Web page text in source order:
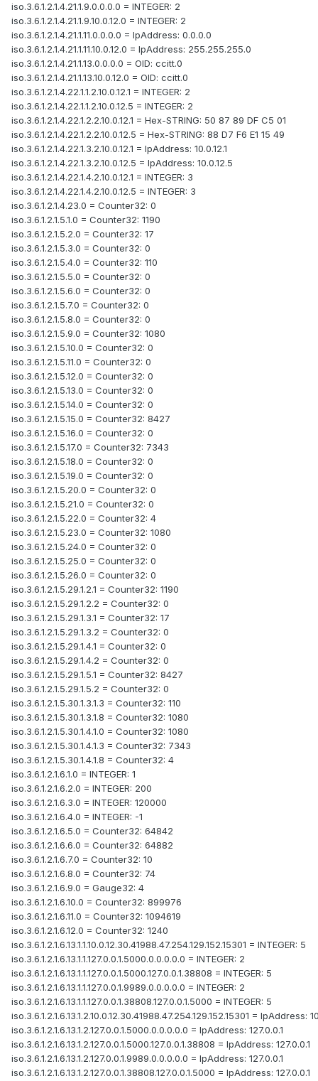
iso.3.6.1.2.1.4.21.1.9.0.0.0.0 = INTEGER: 2
iso.3.6.1.2.1.4.21.1.9.10.0.12.0 = INTEGER: 2
iso.3.6.1.2.1.4.21.1.11.0.0.0.0 = IpAddress: 0.0.0.0
iso.3.6.1.2.1.4.21.1.11.10.0.12.0 = IpAddress: 255.255.255.0
iso.3.6.1.2.1.4.21.1.13.0.0.0.0 = OID: ccitt.0
iso.3.6.1.2.1.4.21.1.13.10.0.12.0 = OID: ccitt.0
iso.3.6.1.2.1.4.22.1.1.2.10.0.12.1 = INTEGER: 2
iso.3.6.1.2.1.4.22.1.1.2.10.0.12.5 = INTEGER: 2
iso.3.6.1.2.1.4.22.1.2.2.10.0.12.1 = Hex-STRING: 50 87 89 DF C5 01
iso.3.6.1.2.1.4.22.1.2.2.10.0.12.5 = Hex-STRING: 88 D7 F6 E1 15 49
iso.3.6.1.2.1.4.22.1.3.2.10.0.12.1 = IpAddress: 10.0.12.1
iso.3.6.1.2.1.4.22.1.3.2.10.0.12.5 = IpAddress: 10.0.12.5
iso.3.6.1.2.1.4.22.1.4.2.10.0.12.1 = INTEGER: 3
iso.3.6.1.2.1.4.22.1.4.2.10.0.12.5 = INTEGER: 3
iso.3.6.1.2.1.4.23.0 = Counter32: 0
iso.3.6.1.2.1.5.1.0 = Counter32: 1190
iso.3.6.1.2.1.5.2.0 = Counter32: 17
iso.3.6.1.2.1.5.3.0 = Counter32: 0
iso.3.6.1.2.1.5.4.0 = Counter32: 110
iso.3.6.1.2.1.5.5.0 = Counter32: 0
iso.3.6.1.2.1.5.6.0 = Counter32: 0
iso.3.6.1.2.1.5.7.0 = Counter32: 0
iso.3.6.1.2.1.5.8.0 = Counter32: 0
iso.3.6.1.2.1.5.9.0 = Counter32: 1080
iso.3.6.1.2.1.5.10.0 = Counter32: 0
iso.3.6.1.2.1.5.11.0 = Counter32: 0
iso.3.6.1.2.1.5.12.0 = Counter32: 0
iso.3.6.1.2.1.5.13.0 = Counter32: 0
iso.3.6.1.2.1.5.14.0 = Counter32: 0
iso.3.6.1.2.1.5.15.0 = Counter32: 8427
iso.3.6.1.2.1.5.16.0 = Counter32: 0
iso.3.6.1.2.1.5.17.0 = Counter32: 7343
iso.3.6.1.2.1.5.18.0 = Counter32: 0
iso.3.6.1.2.1.5.19.0 = Counter32: 0
iso.3.6.1.2.1.5.20.0 = Counter32: 0
iso.3.6.1.2.1.5.21.0 = Counter32: 0
iso.3.6.1.2.1.5.22.0 = Counter32: 4
iso.3.6.1.2.1.5.23.0 = Counter32: 1080
iso.3.6.1.2.1.5.24.0 = Counter32: 0
iso.3.6.1.2.1.5.25.0 = Counter32: 0
iso.3.6.1.2.1.5.26.0 = Counter32: 0
iso.3.6.1.2.1.5.29.1.2.1 = Counter32: 1190
iso.3.6.1.2.1.5.29.1.2.2 = Counter32: 0
iso.3.6.1.2.1.5.29.1.3.1 = Counter32: 17
iso.3.6.1.2.1.5.29.1.3.2 = Counter32: 0
iso.3.6.1.2.1.5.29.1.4.1 = Counter32: 0
iso.3.6.1.2.1.5.29.1.4.2 = Counter32: 0
iso.3.6.1.2.1.5.29.1.5.1 = Counter32: 8427
iso.3.6.1.2.1.5.29.1.5.2 = Counter32: 0
iso.3.6.1.2.1.5.30.1.3.1.3 = Counter32: 110
iso.3.6.1.2.1.5.30.1.3.1.8 = Counter32: 1080
iso.3.6.1.2.1.5.30.1.4.1.0 = Counter32: 1080
iso.3.6.1.2.1.5.30.1.4.1.3 = Counter32: 7343
iso.3.6.1.2.1.5.30.1.4.1.8 = Counter32: 4
iso.3.6.1.2.1.6.1.0 = INTEGER: 1
iso.3.6.1.2.1.6.2.0 = INTEGER: 200
iso.3.6.1.2.1.6.3.0 = INTEGER: 120000
iso.3.6.1.2.1.6.4.0 = INTEGER: -1
iso.3.6.1.2.1.6.5.0 = Counter32: 64842
iso.3.6.1.2.1.6.6.0 = Counter32: 64882
iso.3.6.1.2.1.6.7.0 = Counter32: 10
iso.3.6.1.2.1.6.8.0 = Counter32: 74
iso.3.6.1.2.1.6.9.0 = Gauge32: 4
iso.3.6.1.2.1.6.10.0 = Counter32: 899976
iso.3.6.1.2.1.6.11.0 = Counter32: 1094619
iso.3.6.1.2.1.6.12.0 = Counter32: 1240
iso.3.6.1.2.1.6.13.1.1.10.0.12.30.41988.47.254.129.152.15301 = INTEGER: 5
iso.3.6.1.2.1.6.13.1.1.127.0.0.1.5000.0.0.0.0.0 = INTEGER: 2
iso.3.6.1.2.1.6.13.1.1.127.0.0.1.5000.127.0.0.1.38808 = INTEGER: 5
iso.3.6.1.2.1.6.13.1.1.127.0.0.1.9989.0.0.0.0.0 = INTEGER: 2
iso.3.6.1.2.1.6.13.1.1.127.0.0.1.38808.127.0.0.1.5000 = INTEGER: 5
iso.3.6.1.2.1.6.13.1.2.10.0.12.30.41988.47.254.129.152.15301 = IpAddress:
iso.3.6.1.2.1.6.13.1.2.127.0.0.1.5000.0.0.0.0.0 = IpAddress: 127.0.0.1
iso.3.6.1.2.1.6.13.1.2.127.0.0.1.5000.127.0.0.1.38808 = IpAddress: 127.0.0.1
iso.3.6.1.2.1.6.13.1.2.127.0.0.1.9989.0.0.0.0.0 = IpAddress: 127.0.0.1
iso.3.6.1.2.1.6.13.1.2.127.0.0.1.38808.127.0.0.1.5000 = IpAddress: 127.0.0.1